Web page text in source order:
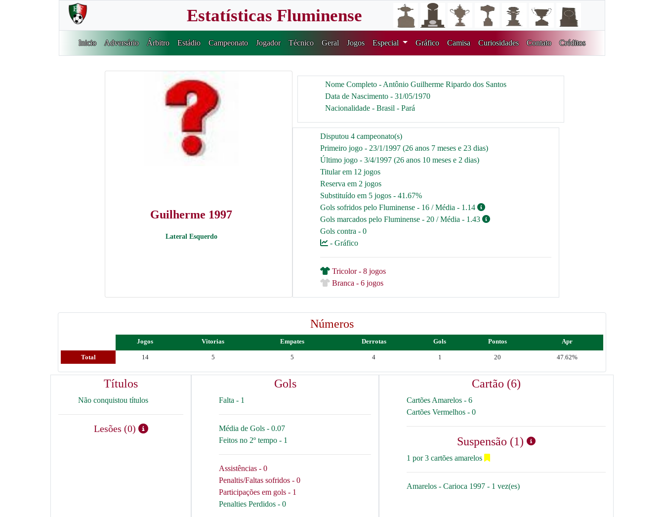
Estatísticas Fluminense
Inicio Adversário Árbitro Estádio Campeonato Jogador Técnico Geral Jogos Especial Gráfico Camisa Curiosidades Contato Créditos
Guilherme 1997
Lateral Esquerdo
Nome Completo - Antônio Guilherme Ripardo dos Santos
Data de Nascimento - 31/05/1970
Nacionalidade - Brasil - Pará
Disputou 4 campeonato(s)
Primeiro jogo - 23/1/1997 (26 anos 7 meses e 23 dias)
Último jogo - 3/4/1997 (26 anos 10 meses e 2 dias)
Titular em 12 jogos
Reserva em 2 jogos
Substituído em 5 jogos - 41.67%
Gols sofridos pelo Fluminense - 16 / Média - 1.14
Gols marcados pelo Fluminense - 20 / Média - 1.43
Gols contra - 0
- Gráfico
Tricolor - 8 jogos
Branca - 6 jogos
Números
Jogos Vitorias Empates Derrotas Gols Pontos Apr
Total 14 5 5 4 1 20 47.62%
Títulos
Não conquistou títulos
Lesões (0)
Gols
Falta - 1
Média de Gols - 0.07
Feitos no 2º tempo - 1
Assistências - 0
Penaltis/Faltas sofridos - 0
Participações em gols - 1
Penalties Perdidos - 0
Cartão (6)
Cartões Amarelos - 6
Cartões Vermelhos - 0
Suspensão (1)
1 por 3 cartões amarelos
Amarelos - Carioca 1997 - 1 vez(es)